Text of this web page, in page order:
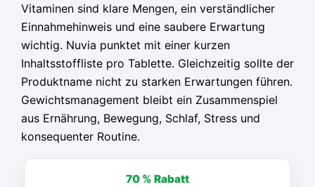
Vitaminen sind klare Mengen, ein verständlicher
Einnahmehinweis und eine saubere Erwartung
wichtig. Nuvia punktet mit einer kurzen
Inhaltsstoffliste pro Tablette. Gleichzeitig sollte der
Produktname nicht zu starken Erwartungen führen.
Gewichtsmanagement bleibt ein Zusammenspiel
aus Ernährung, Bewegung, Schlaf, Stress und
konsequenter Routine.
70 % Rabatt